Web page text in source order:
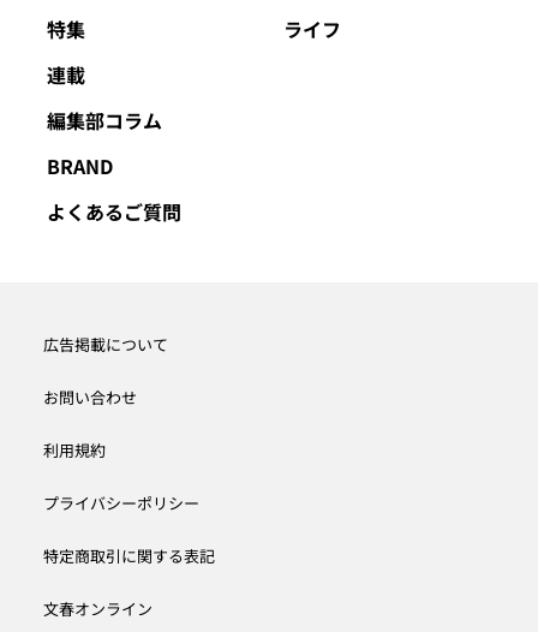
特集
連載
編集部コラム
BRAND
よくあるご質問
ライフ
広告掲載について
お問い合わせ
利用規約
プライバシーポリシー
特定商取引に関する表記
文春オンライン